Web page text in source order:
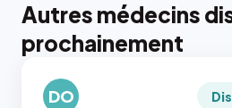
Autres médecins
prochainement
DO
{# 40×40
: la taille
rendue par
`.profile-
picture`,